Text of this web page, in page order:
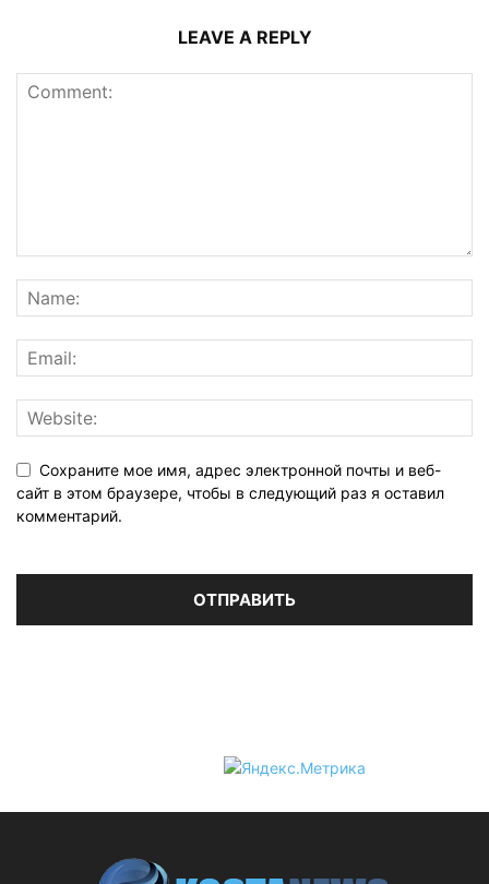
LEAVE A REPLY
Сохраните мое имя, адрес электронной почты и веб-
сайт в этом браузере, чтобы в следующий раз я оставил
комментарий.